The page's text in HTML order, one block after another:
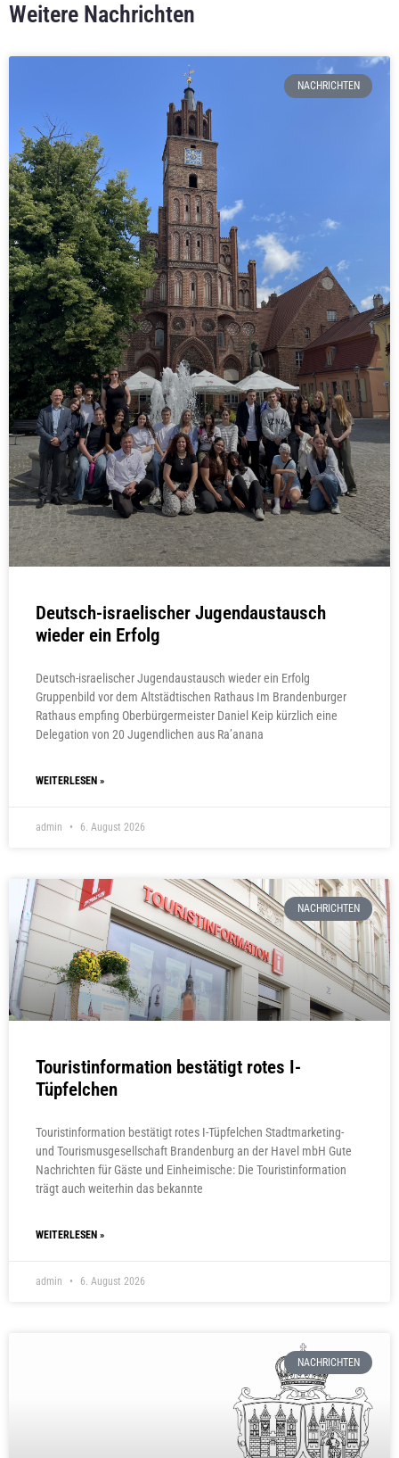
Weitere Nachrichten
NACHRICHTEN
Deutsch-israelischer Jugendaustausch
wieder ein Erfolg
Deutsch-israelischer Jugendaustausch wieder ein Erfolg
Gruppenbild vor dem Altstädtischen Rathaus Im Brandenburger
Rathaus empfing Oberbürgermeister Daniel Keip kürzlich eine
Delegation von 20 Jugendlichen aus Ra’anana
WEITERLESEN »
admin 6. August 2026
NACHRICHTEN
Touristinformation bestätigt rotes I-
Tüpfelchen
Touristinformation bestätigt rotes I-Tüpfelchen Stadtmarketing-
und Tourismusgesellschaft Brandenburg an der Havel mbH Gute
Nachrichten für Gäste und Einheimische: Die Touristinformation
trägt auch weiterhin das bekannte
WEITERLESEN »
admin 6. August 2026
NACHRICHTEN